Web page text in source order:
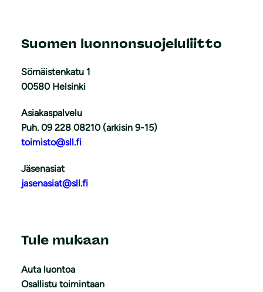
Suomen luonnonsuojeluliitto
Sörnäistenkatu 1
00580 Helsinki
Asiakaspalvelu
Puh. 09 228 08210 (arkisin 9-15)
toimisto@sll.fi
Jäsenasiat
jasenasiat@sll.fi
Tule mukaan
Auta luontoa
Osallistu toimintaan